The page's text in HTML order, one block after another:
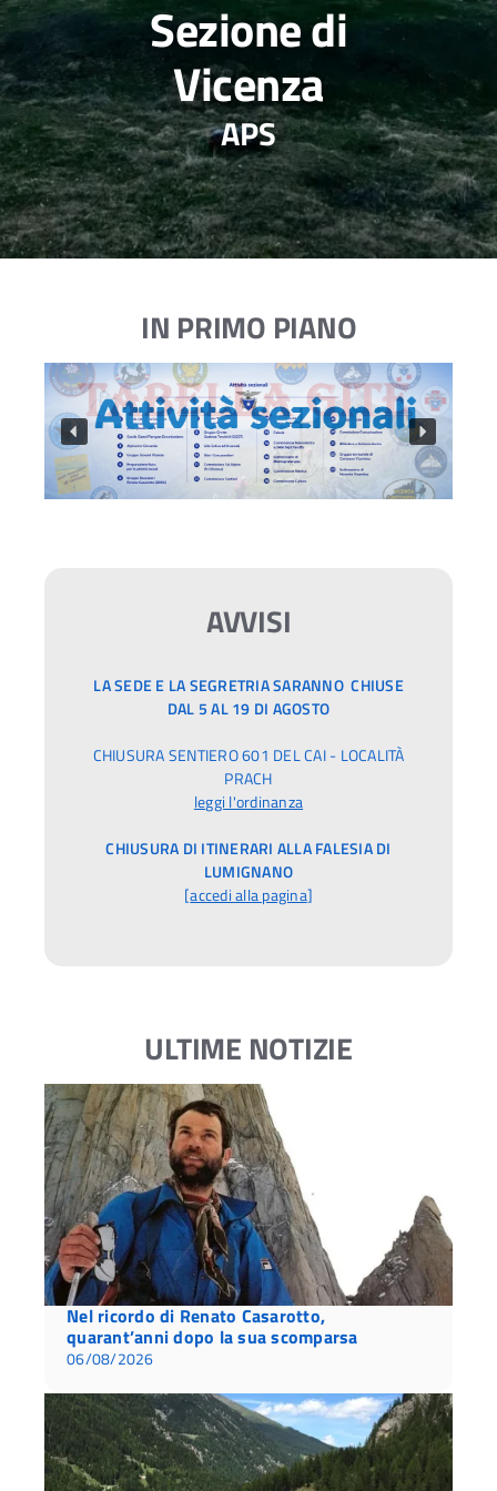
Sezione di
Vicenza
APS
IN PRIMO PIANO
AVVISI
LA SEDE E LA SEGRETRIA SARANNO CHIUSE
DAL 5 AL 19 DI AGOSTO
CHIUSURA SENTIERO 601 DEL CAI - LOCALITÀ
PRACH
leggi l'ordinanza
CHIUSURA DI ITINERARI ALLA FALESIA DI
LUMIGNANO
[accedi alla pagina]
ULTIME NOTIZIE
Nel ricordo di Renato Casarotto,
quarant’anni dopo la sua scomparsa
06/08/2026